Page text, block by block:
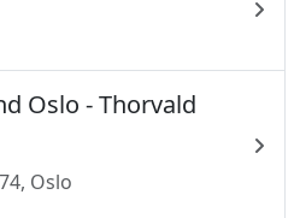
Oslo - Thorvald
Oslo